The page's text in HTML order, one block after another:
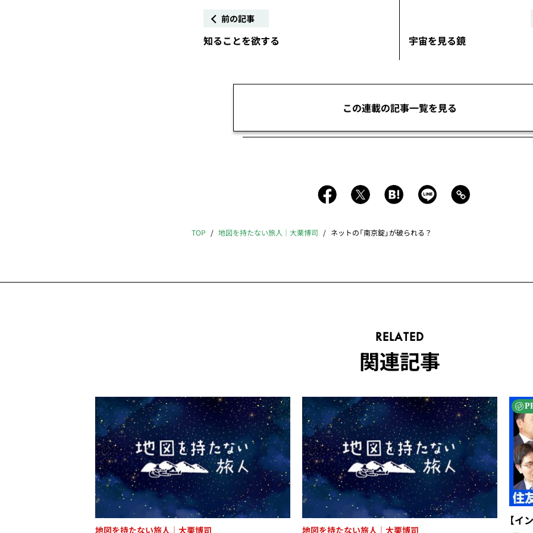
前の記事
知ることを欲する 宇宙を見る鏡
この連載の記事一覧を見る
TOP 地図を持たない旅人｜大栗博司 ネットの「南京錠」が破られる？
RELATED
関連記事
地図を持たない旅人｜大栗博司 地図を持たない旅人｜大栗博司
【イ